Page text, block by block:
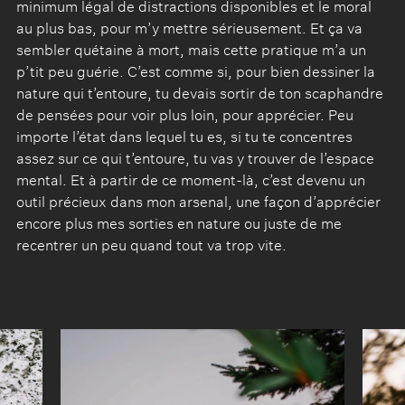
minimum légal de distractions disponibles et le moral
au plus bas, pour m’y mettre sérieusement. Et ça va
sembler quétaine à mort, mais cette pratique m’a un
p’tit peu guérie. C’est comme si, pour bien dessiner la
nature qui t’entoure, tu devais sortir de ton scaphandre
de pensées pour voir plus loin, pour apprécier. Peu
importe l’état dans lequel tu es, si tu te concentres
assez sur ce qui t’entoure, tu vas y trouver de l’espace
mental. Et à partir de ce moment-là, c’est devenu un
outil précieux dans mon arsenal, une façon d’apprécier
encore plus mes sorties en nature ou juste de me
recentrer un peu quand tout va trop vite.